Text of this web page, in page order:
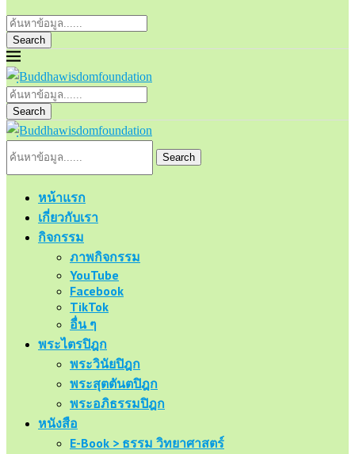
Search
Search
Search
หน้าแรก
เกี่ยวกับเรา
กิจกรรม
ภาพกิจกรรม
YouTube
Facebook
TikTok
อื่น ๆ
พระไตรปิฎก
พระวินัยปิฎก
พระสุตตันตปิฎก
พระอภิธรรมปิฎก
หนังสือ
E-Book > ธรรม วิทยาศาสตร์